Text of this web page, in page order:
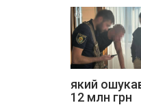
який
12 млн грн